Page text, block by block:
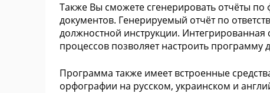
Также Вы сможете сгенерировать отчёты
документов. Генерируемый отчёт по
должностной инструкции. Интегрированная
процессов позволяет настроить
Программа также имеет встроенные
орфографии на русском, украинском и